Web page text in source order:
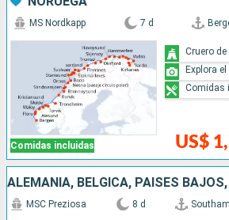
Comidas incluidas
MS Nordkapp 7 d
US$
Cruero
Explora
Comidas
MSC Preziosa 8 d